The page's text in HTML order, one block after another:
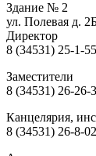
Здание № 2
ул. Полевая д.
Директор
8 (34531) 25-1-55
Заместители
8 (34531) 26-26-3
Канцелярия,
8 (34531) 26-8-02